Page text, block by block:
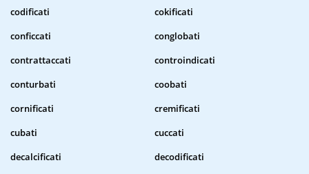
codificati
cokificati
conficcati
conglobati
contrattaccati
controindicati
conturbati
coobati
cornificati
cremificati
cubati
cuccati
decalcificati
decodificati